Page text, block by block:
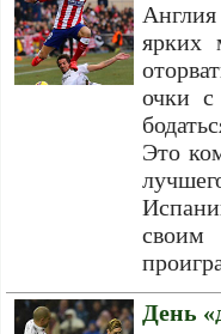
ярких
очки
Это
своим
День